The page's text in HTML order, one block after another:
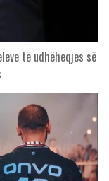
të udhëheqjes së